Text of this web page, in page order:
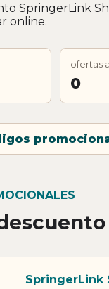
SpringerLink
online.
ofertas
0
SpringerLink